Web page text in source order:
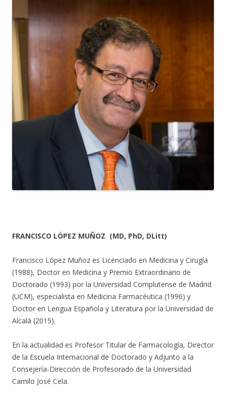
FRANCISCO LÓPEZ MUÑOZ (MD, PhD, DLitt)
Francisco López Muñoz es Licenciado en Medicina y Cirugía
(1988), Doctor en Medicina y Premio Extraordinario de
Doctorado (1993) por la Universidad Complutense de Madrid
(UCM), especialista en Medicina Farmacéutica (1996) y
Doctor en Lengua Española y Literatura por la Universidad de
Alcalá (2015).
En la actualidad es Profesor Titular de Farmacología, Director
de la Escuela Internacional de Doctorado y Adjunto a la
Consejería-Dirección de Profesorado de la Universidad
Camilo José Cela.